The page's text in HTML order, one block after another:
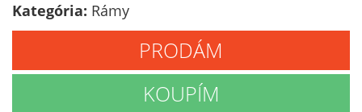
Kategória: Rámy
PRODÁM
KOUPÍM